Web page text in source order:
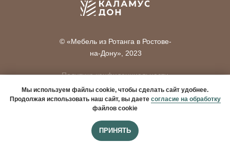
© «Мебель из Ротанга в Ростове-
на-Дону», 2023
Согласие на обработку персональных
данных
Политика конфиденциальности
Разработка сайта
Узнайте стоимость изготовления индивидуального
комплекта мебели для Вас!
Оставить заявку
Мы используем файлы cookie, чтобы сделать сайт удобнее.
Продолжая использовать наш сайт, вы даете согласие на обработку
файлов cookie
ПРИНЯТЬ